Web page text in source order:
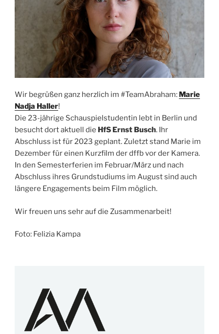
Wir begrüßen ganz herzlich im #TeamAbraham: Marie
Nadja Haller!
Die 23-jährige Schauspielstudentin lebt in Berlin und
besucht dort aktuell die HfS Ernst Busch. Ihr
Abschluss ist für 2023 geplant. Zuletzt stand Marie im
Dezember für einen Kurzfilm der dffb vor der Kamera.
In den Semesterferien im Februar/März und nach
Abschluss ihres Grundstudiums im August sind auch
längere Engagements beim Film möglich.
Wir freuen uns sehr auf die Zusammenarbeit!
Foto: Felizia Kampa